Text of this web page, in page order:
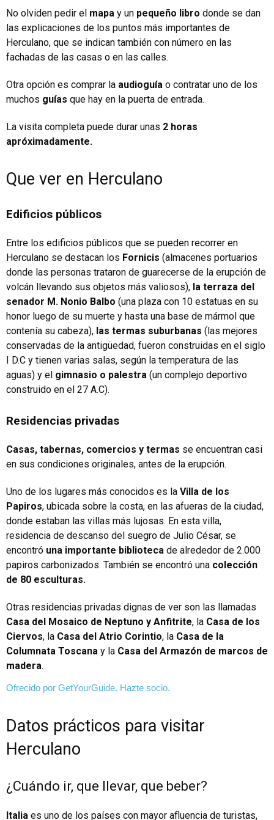
No olviden pedir el mapa y un pequeño libro donde se dan
las explicaciones de los puntos más importantes de
Herculano, que se indican también con número en las
fachadas de las casas o en las calles.
Otra opción es comprar la audioguía o contratar uno de los
muchos guías que hay en la puerta de entrada.
La visita completa puede durar unas 2 horas
apróximadamente.
Que ver en Herculano
Edificios públicos
Entre los edificios públicos que se pueden recorrer en
Herculano se destacan los Fornicis (almacenes portuarios
donde las personas trataron de guarecerse de la erupción de
volcán llevando sus objetos más valiosos), la terraza del
senador M. Nonio Balbo (una plaza con 10 estatuas en su
honor luego de su muerte y hasta una base de mármol que
contenía su cabeza), las termas suburbanas (las mejores
conservadas de la antigüedad, fueron construidas en el siglo
I D.C y tienen varias salas, según la temperatura de las
aguas) y el gimnasio o palestra (un complejo deportivo
construido en el 27 A.C).
Residencias privadas
Casas, tabernas, comercios y termas se encuentran casi
en sus condiciones originales, antes de la erupción.
Uno de los lugares más conocidos es la Villa de los
Papiros, ubicada sobre la costa, en las afueras de la ciudad,
donde estaban las villas más lujosas. En esta villa,
residencia de descanso del suegro de Julio César, se
encontró una importante biblioteca de alrededor de 2.000
papiros carbonizados. También se encontró una colección
de 80 esculturas.
Otras residencias privadas dignas de ver son las llamadas
Casa del Mosaico de Neptuno y Anfitrite, la Casa de los
Ciervos, la Casa del Atrio Corintio, la Casa de la
Columnata Toscana y la Casa del Armazón de marcos de
madera.
Ofrecido por GetYourGuide. Hazte socio.
Datos prácticos para visitar
Herculano
¿Cuándo ir, que llevar, que beber?
Italia es uno de los países con mayor afluencia de turistas,